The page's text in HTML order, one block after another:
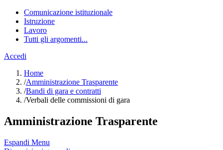
Comunicazione istituzionale
Istruzione
Lavoro
Tutti gli argomenti...
Accedi
Home
/Amministrazione Trasparente
/Bandi di gara e contratti
/Verbali delle commissioni di gara
Amministrazione Trasparente
Espandi Menu